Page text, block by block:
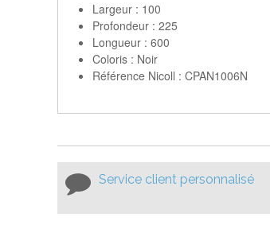
Largeur : 100
Profondeur : 225
Longueur : 600
Coloris : Noir
Référence Nicoll : CPAN1006N
Service client personnalisé